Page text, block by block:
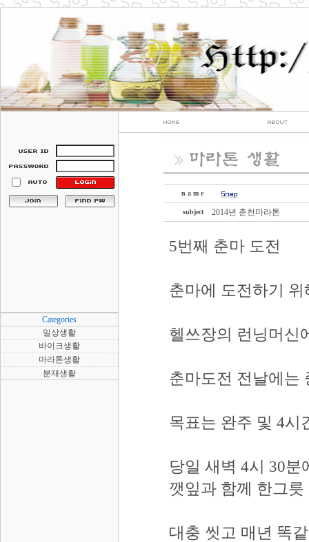
Categories
일상생활
바이크생활
마라톤생활
분재생활
n a m e
subject 2014년 춘천마라톤
5번째 춘마 도전
춘마에 도전하기
헬쓰장의 런닝머신
춘마도전 전날에는
목표는 완주 및 4시
당일 새벽 4시 30
깻잎과 함께 한그릇
대충 씻고 매년 똑